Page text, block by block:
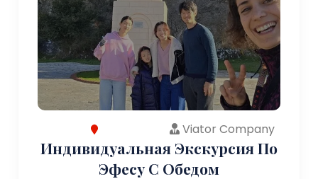
Viator Company
Индивидуальная Экскурсия По
Эфесу С Обедом